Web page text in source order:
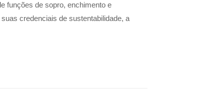
funções de sopro, enchimento e
credenciais de sustentabilidade, a